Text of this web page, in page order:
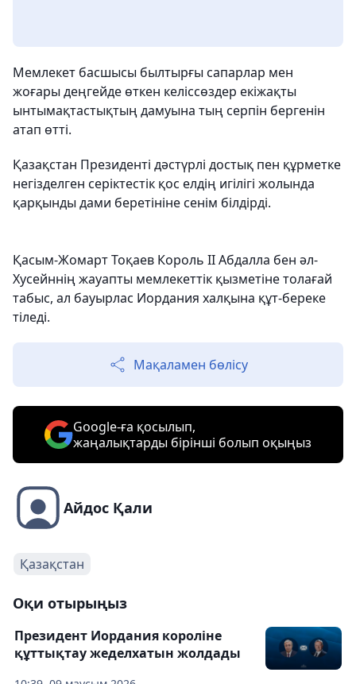
Мемлекет басшысы былтырғы сапарлар мен
жоғары деңгейде өткен келіссөздер екіжақты
ынтымақтастықтың дамуына тың серпін бергенін
атап өтті.
Қазақстан Президенті дәстүрлі достық пен құрметке
негізделген серіктестік қос елдің игілігі жолында
қарқынды дами беретініне сенім білдірді.
Қасым-Жомарт Тоқаев Король II Абдалла бен әл-
Хусейннің жауапты мемлекеттік қызметіне толағай
табыс, ал бауырлас Иордания халқына құт-береке
тіледі.
Мақаламен бөлісу
Google-ға қосылып,
жаңалықтарды бірінші болып оқыңыз
Айдос Қали
Қазақстан
Оқи отырыңыз
Президент Иордания короліне
құттықтау жеделхатын жолдады